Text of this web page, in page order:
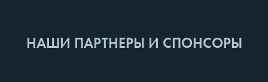
НАШИ ПАРТНЕРЫ И СПОНСОРЫ